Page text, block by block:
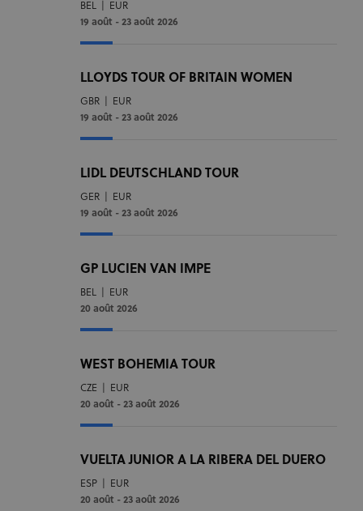
BEL
EUR
19 août - 23 août 2026
LLOYDS TOUR OF BRITAIN WOMEN
GBR
EUR
19 août - 23 août 2026
LIDL DEUTSCHLAND TOUR
GER
EUR
19 août - 23 août 2026
GP LUCIEN VAN IMPE
BEL
EUR
20 août 2026
WEST BOHEMIA TOUR
CZE
EUR
20 août - 23 août 2026
VUELTA JUNIOR A LA RIBERA DEL DUERO
ESP
EUR
20 août - 23 août 2026